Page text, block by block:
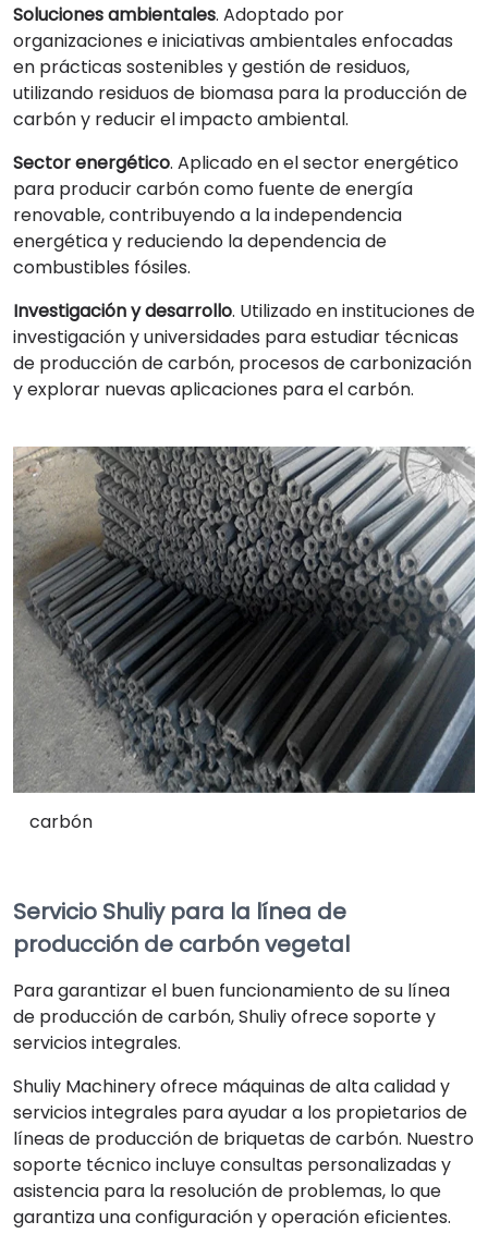
Soluciones ambientales. Adoptado por
organizaciones e iniciativas ambientales enfocadas
en prácticas sostenibles y gestión de residuos,
utilizando residuos de biomasa para la producción de
carbón y reducir el impacto ambiental.
Sector energético. Aplicado en el sector energético
para producir carbón como fuente de energía
renovable, contribuyendo a la independencia
energética y reduciendo la dependencia de
combustibles fósiles.
Investigación y desarrollo. Utilizado en instituciones de
investigación y universidades para estudiar técnicas
de producción de carbón, procesos de carbonización
y explorar nuevas aplicaciones para el carbón.
carbón
Servicio Shuliy para la línea de
producción de carbón vegetal
Para garantizar el buen funcionamiento de su línea
de producción de carbón, Shuliy ofrece soporte y
servicios integrales.
Shuliy Machinery ofrece máquinas de alta calidad y
servicios integrales para ayudar a los propietarios de
líneas de producción de briquetas de carbón. Nuestro
soporte técnico incluye consultas personalizadas y
asistencia para la resolución de problemas, lo que
garantiza una configuración y operación eficientes.